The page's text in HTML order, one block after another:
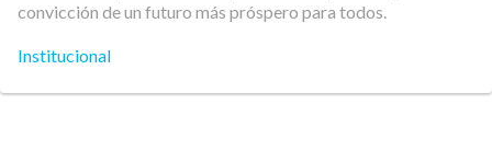
convicción de un futuro más próspero para todos.
Institucional